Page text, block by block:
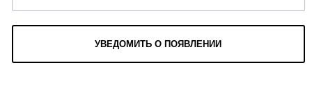
УВЕДОМИТЬ О ПОЯВЛЕНИИ